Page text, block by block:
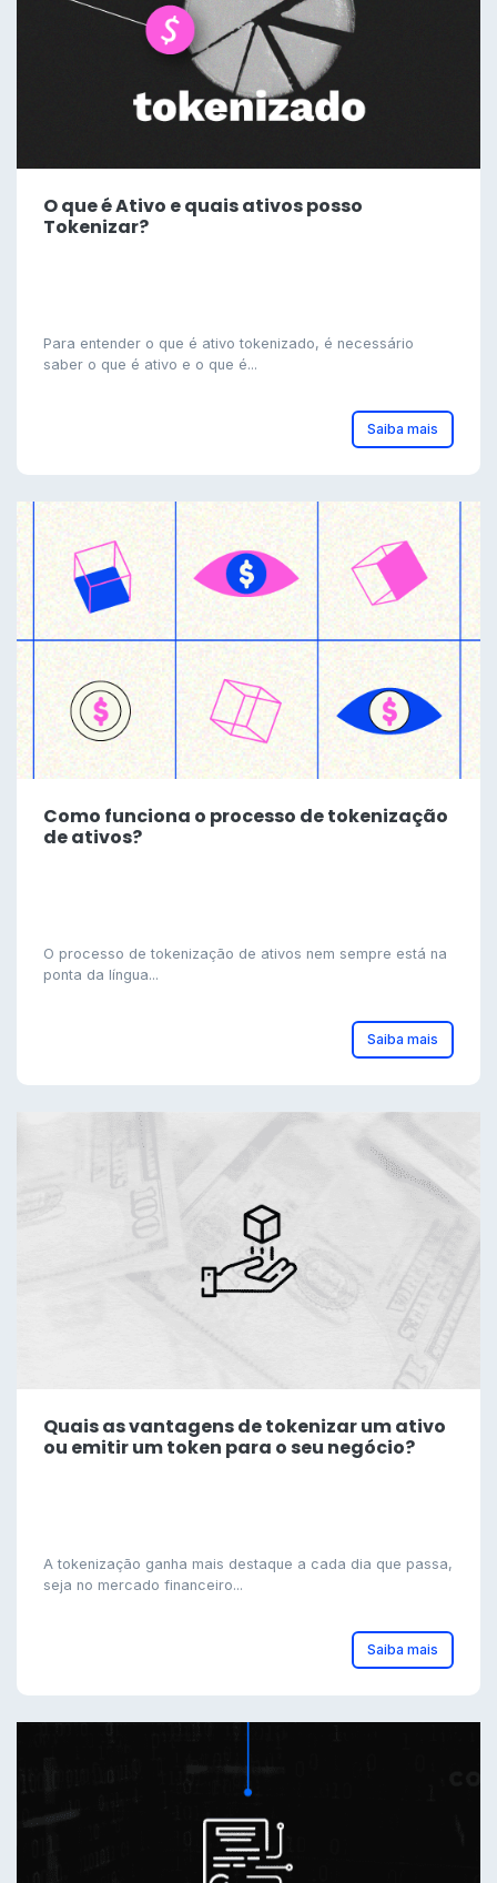
O que é Ativo e quais ativos posso
Tokenizar?
Para entender o que é ativo tokenizado, é necessário
saber o que é ativo e o que é...
Saiba mais
Como funciona o processo de tokenização
de ativos?
O processo de tokenização de ativos nem sempre está na
ponta da língua...
Saiba mais
Quais as vantagens de tokenizar um ativo
ou emitir um token para o seu negócio?
A tokenização ganha mais destaque a cada dia que passa,
seja no mercado financeiro...
Saiba mais